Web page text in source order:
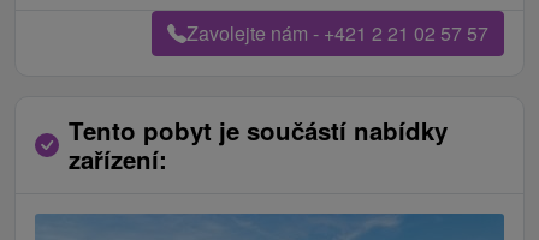
Zavolejte nám - +421 2 21 02 57 57
Tento pobyt je součástí nabídky
zařízení: